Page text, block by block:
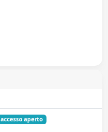
accesso aperto